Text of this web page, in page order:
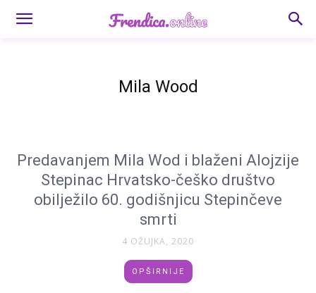
Mila Wood
Predavanjem Mila Wod i blaženi Alojzije
Stepinac Hrvatsko-češko društvo
obilježilo 60. godišnjicu Stepinčeve
smrti
4 OŽUJKA, 2020
OPŠIRNIJE